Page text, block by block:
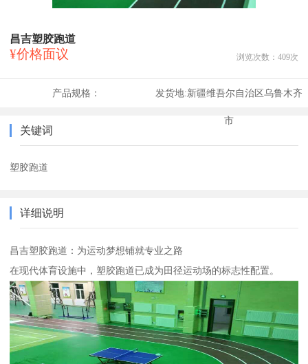
昌吉塑胶跑道
¥价格面议 浏览次数： 409次
产品规格： 发货地:新疆维吾尔自治区乌鲁木齐
市
关键词
塑胶跑道
详细说明
昌吉塑胶跑道：为运动梦想铺就专业之路
在现代体育设施中，塑胶跑道已成为田径运动场的标志性配置。